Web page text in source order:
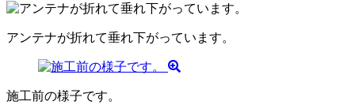
アンテナが折れて垂れ下がっています。
施工前の様子です。